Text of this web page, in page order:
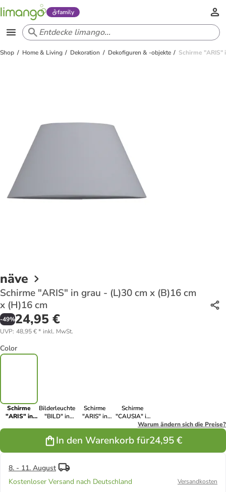
family
Shop Home & Living Dekoration Dekofiguren & -objekte Schirme "ARIS"
näve
Schirme "ARIS" in grau - (L)30 cm x (B)16 cm
x (H)16 cm
-49%24,95 €
UVP: 48,95 €* inkl. MwSt.
Color
Schirme
"ARIS" in
Bilderleuchte
"BILD" in
cm x (H)9 cm
Schirme
"ARIS" in
cm x (H)16
Schirme
"CAUSIA" in
braun - (L)30
cm x (H)16
Warum ändern sich die Preise?
In den Warenkorb für24,95 €
8. - 11. August
Kostenloser Versand nach Deutschland
Versandkosten